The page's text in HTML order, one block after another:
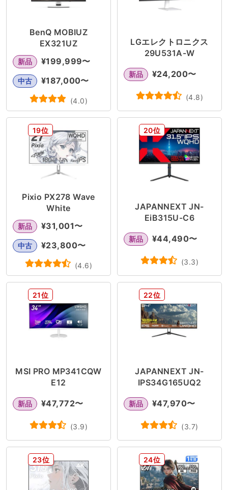
BenQ MOBIUZ
EX321UZ
新品 ¥199,999〜
中古 ¥187,000〜
(4.0)
LGエレクトロニクス
29U531A-W
新品 ¥24,200〜
(4.8)
19位
Pixio PX278 Wave
White
新品 ¥31,001〜
中古 ¥23,800〜
(4.6)
20位
JAPANNEXT JN-
EiB315U-C6
新品 ¥44,490〜
(3.3)
21位
MSI PRO MP341CQW
E12
新品 ¥47,772〜
(3.9)
22位
JAPANNEXT JN-
IPS34G165UQ2
新品 ¥47,970〜
(3.7)
23位 24位